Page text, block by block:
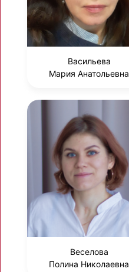
Васильева
Мария Анатольевна
Веселова
Полина Николаевна